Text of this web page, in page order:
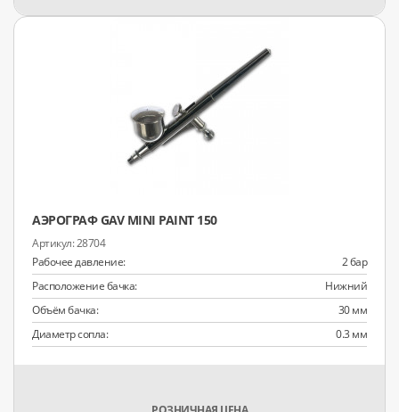
АЭРОГРАФ GAV MINI PAINT 150
28704
Рабочее давление:
2 бар
Расположение бачка:
Нижний
Объём бачка:
30 мм
Диаметр сопла:
0.3 мм